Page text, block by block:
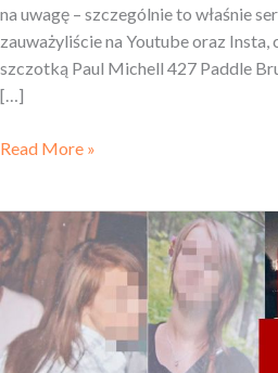
na uwagę – szczególnie to właśnie
zauważyliście na Youtube oraz Insta,
szczotką Paul Michell 427 Paddle
[…]
Read More »
Paulina
i jej
najbardziej
fotogeniczne
włosy
♥